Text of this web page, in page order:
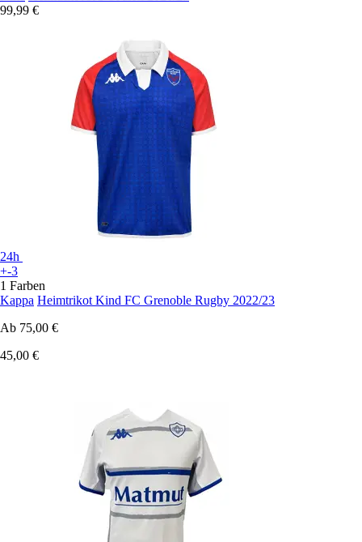
99,99 €
24h
+-3
1 Farben
Kappa Heimtrikot Kind FC Grenoble Rugby 2022/23
Ab 75,00 €
45,00 €